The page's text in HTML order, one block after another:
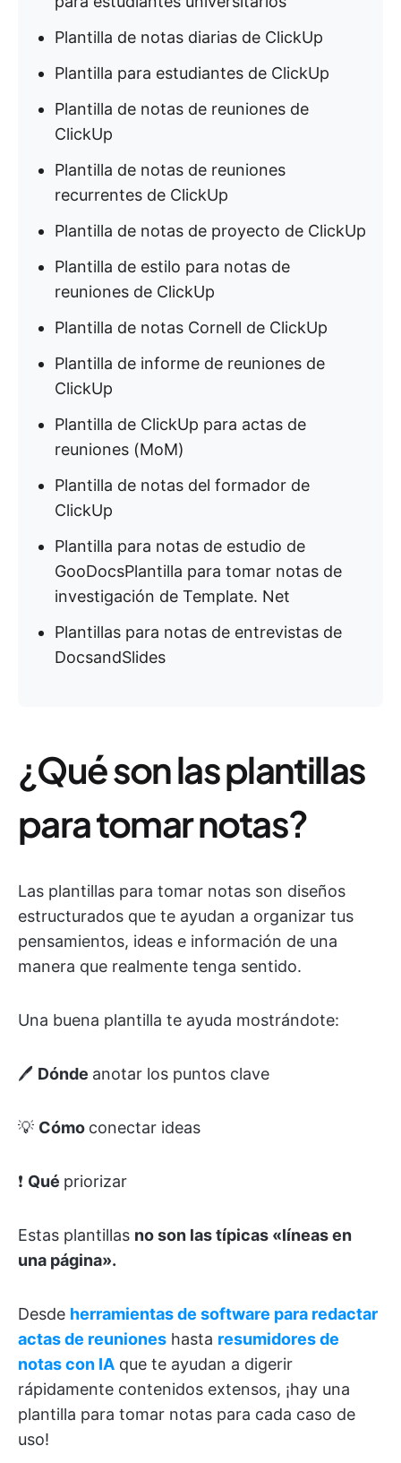
Plantilla de notas diarias de ClickUp
Plantilla para estudiantes de ClickUp
Plantilla de notas de reuniones de
ClickUp
Plantilla de notas de reuniones
recurrentes de ClickUp
Plantilla de notas de proyecto de ClickUp
Plantilla de estilo para notas de
reuniones de ClickUp
Plantilla de notas Cornell de ClickUp
Plantilla de informe de reuniones de
ClickUp
Plantilla de ClickUp para actas de
reuniones (MoM)
Plantilla de notas del formador de
ClickUp
Plantilla para notas de estudio de
GooDocsPlantilla para tomar notas de
investigación de Template. Net
Plantillas para notas de entrevistas de
DocsandSlides
¿Qué son las plantillas
para tomar notas?
Las plantillas para tomar notas son diseños
estructurados que te ayudan a organizar tus
pensamientos, ideas e información de una
manera que realmente tenga sentido.
Una buena plantilla te ayuda mostrándote:
🖊️ Dónde anotar los puntos clave
💡 Cómo conectar ideas
❗ Qué priorizar
Estas plantillas no son las típicas «líneas en
una página».
Desde herramientas de software para redactar
actas de reuniones hasta resumidores de
notas con IA que te ayudan a digerir
rápidamente contenidos extensos, ¡hay una
plantilla para tomar notas para cada caso de
uso!